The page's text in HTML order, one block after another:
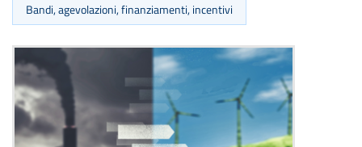
Bandi, agevolazioni, finanziamenti, incentivi